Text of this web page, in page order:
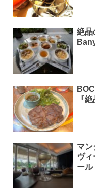
絶品
『
マン
ヴ
ール